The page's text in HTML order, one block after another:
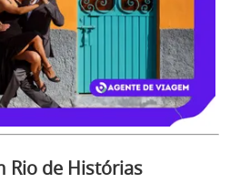
Rio de Histórias